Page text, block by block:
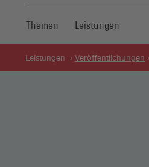
Themen Leistungen
Leistungen Veröffentlichungen